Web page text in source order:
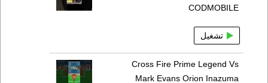
CODMOBILE
تشغيل
Cross Fire Prime Legend Vs
Mark Evans Orion Inazuma